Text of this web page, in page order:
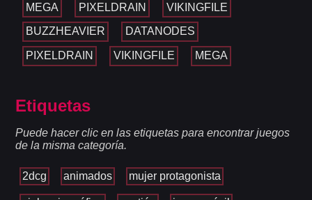
MEGA PIXELDRAIN VIKINGFILE
BUZZHEAVIER DATANODES
PIXELDRAIN VIKINGFILE MEGA
Etiquetas
Puede hacer clic en las etiquetas para encontrar juegos
de la misma categoría.
2dcg animados mujer protagonista